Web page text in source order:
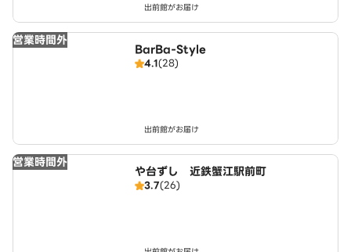
出前館がお届け
営業時間外
BarBa-Style
4.1(28)
出前館がお届け
営業時間外
や台ずし 近鉄蟹江駅前町
3.7(26)